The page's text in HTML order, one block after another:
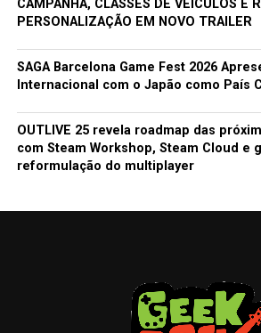
CAMPANHA, CLASSES DE VEÍCULOS E
PERSONALIZAÇÃO EM NOVO TRAILER
SAGA Barcelona Game Fest 2026
Internacional com o Japão como País
OUTLIVE 25 revela roadmap das
com Steam Workshop, Steam Cloud e
reformulação do multiplayer